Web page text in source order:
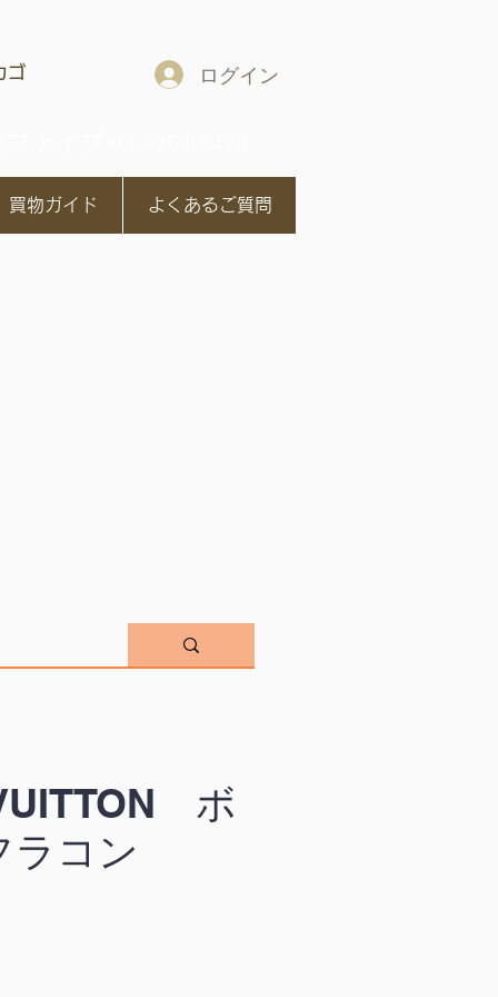
ゴ ログイン
買物ガイド よくあるご質問
ボ
ラコン